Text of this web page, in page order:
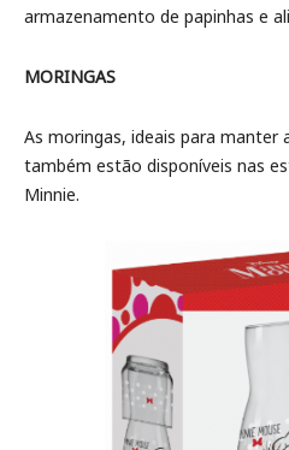
armazenamento de papinhas e
MORINGAS
As moringas, ideais para manter
também estão disponíveis nas
Minnie.